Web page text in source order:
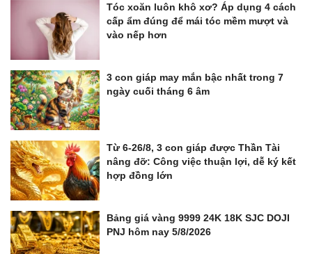
Tóc xoăn luôn khô xơ? Áp dụng 4 cách
cấp ẩm đúng để mái tóc mềm mượt và
vào nếp hơn
3 con giáp may mắn bậc nhất trong 7
ngày cuối tháng 6 âm
Từ 6-26/8, 3 con giáp được Thần Tài
nâng đỡ: Công việc thuận lợi, dễ ký kết
hợp đồng lớn
Bảng giá vàng 9999 24K 18K SJC DOJI
PNJ hôm nay 5/8/2026